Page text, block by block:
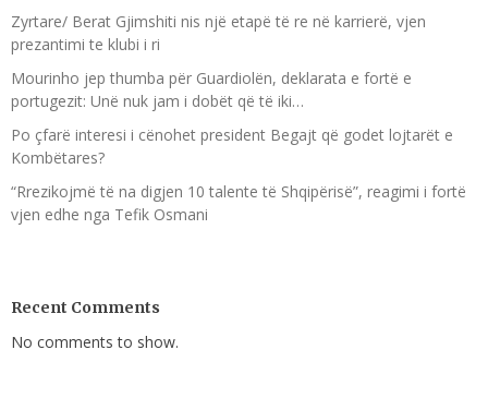
Zyrtare/ Berat Gjimshiti nis një etapë të re në karrierë, vjen
prezantimi te klubi i ri
Mourinho jep thumba për Guardiolën, deklarata e fortë e
portugezit: Unë nuk jam i dobët që të iki…
Po çfarë interesi i cënohet president Begajt që godet lojtarët e
Kombëtares?
“Rrezikojmë të na digjen 10 talente të Shqipërisë”, reagimi i fortë
vjen edhe nga Tefik Osmani
Recent Comments
No comments to show.